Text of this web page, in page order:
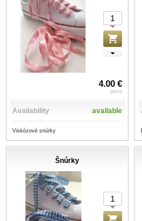
4.00 €
price
Availability available
Viskózové snúrky
Šnúrky